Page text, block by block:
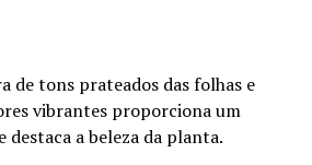
de tons prateados das folhas e
vibrantes proporciona um
a beleza da planta.